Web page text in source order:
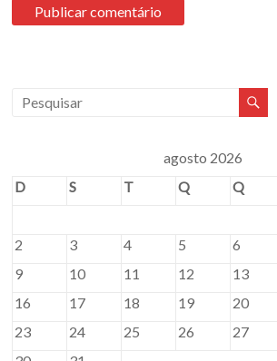
agosto 2026
D
S T Q Q
2
3 4 5 6
9
10 11 12 13
16
17 18 19 20
23
24 25 26 27